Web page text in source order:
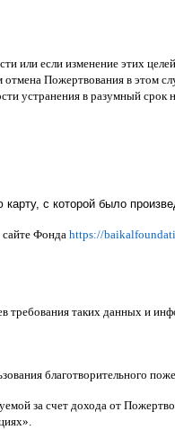
или если изменение этих
Пожертвования в этом
устранения в разумный срок
с которой было
Фонда https://
требования таких данных и
благотворительного
за счет дохода от
».